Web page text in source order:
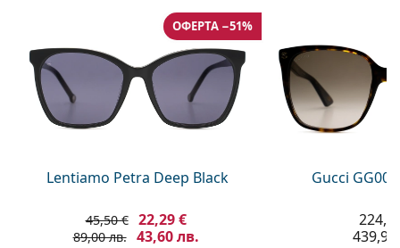
Lentiamo Petra Deep Black
ОФЕРТА −51%
45,50 € 22,29 €
89,00 лв. 43,60 лв.
Gucci